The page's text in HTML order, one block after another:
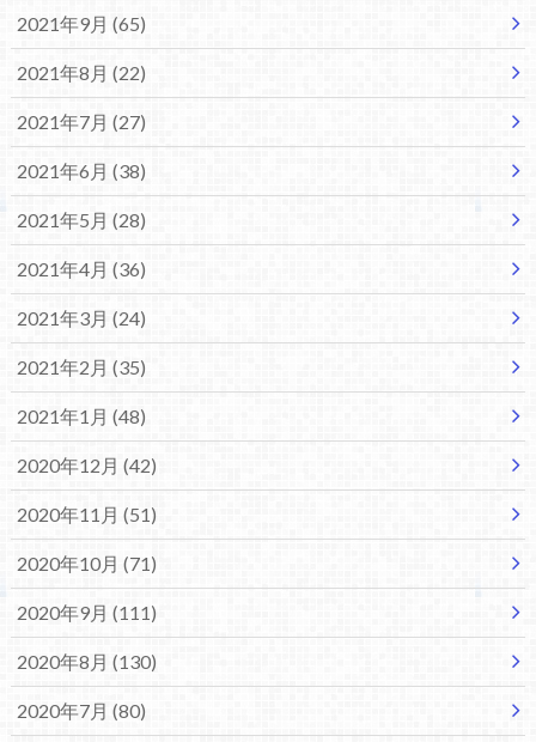
2021年9月 (65)
2021年8月 (22)
2021年7月 (27)
2021年6月 (38)
2021年5月 (28)
2021年4月 (36)
2021年3月 (24)
2021年2月 (35)
2021年1月 (48)
2020年12月 (42)
2020年11月 (51)
2020年10月 (71)
2020年9月 (111)
2020年8月 (130)
2020年7月 (80)